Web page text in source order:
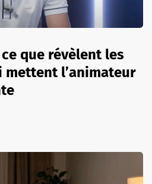
que révèlent les
mettent l’animateur